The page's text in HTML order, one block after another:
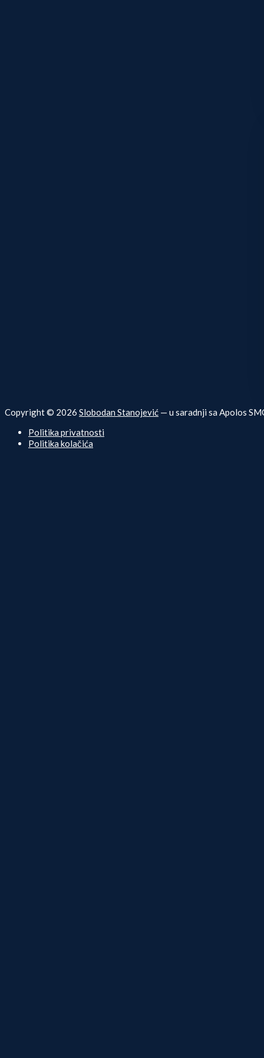
Copyright © 2026 Slobodan Stanojević — u saradnji sa Apolos
Politika privatnosti
Politika kolačića